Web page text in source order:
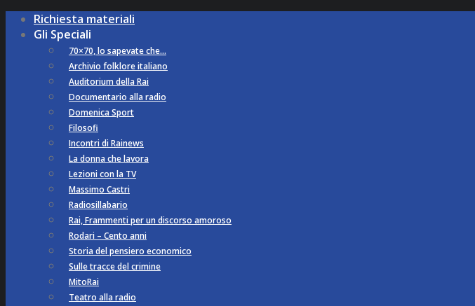
Richiesta materiali
Gli Speciali
70×70, lo sapevate che…
Archivio folklore italiano
Auditorium della Rai
Documentario alla radio
Domenica Sport
Filosofi
Incontri di Rainews
La donna che lavora
Lezioni con la TV
Massimo Castri
Radiosillabario
Rai, Frammenti per un discorso amoroso
Rodari – Cento anni
Storia del pensiero economico
Sulle tracce del crimine
MitoRai
Teatro alla radio